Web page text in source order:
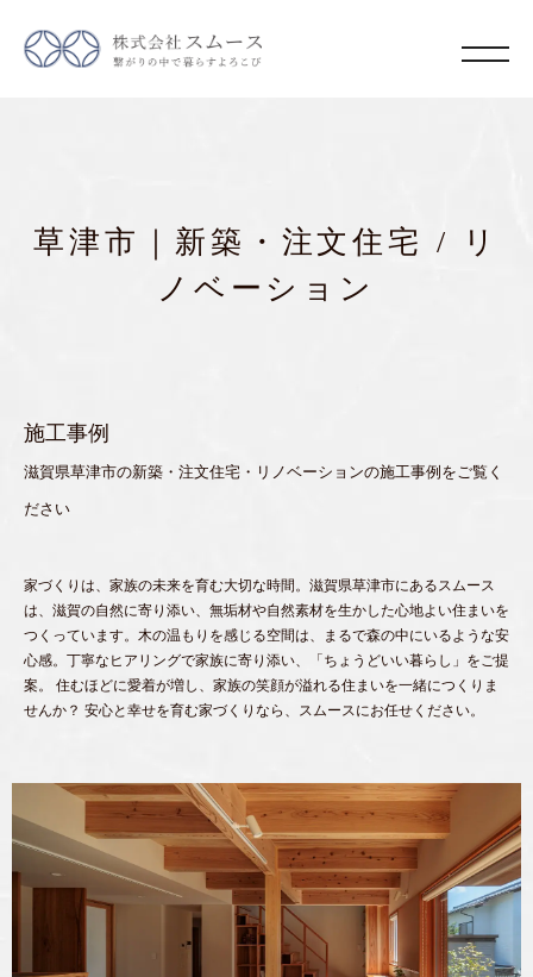
草津市｜新築・注文住宅 / リ
ノベーション
施工事例
滋賀県草津市の新築・注文住宅・リノベーションの施工事例をご覧く
ださい
家づくりは、家族の未来を育む大切な時間。滋賀県草津市にあるスムース
は、滋賀の自然に寄り添い、無垢材や自然素材を生かした心地よい住まいを
つくっています。木の温もりを感じる空間は、まるで森の中にいるような安
心感。丁寧なヒアリングで家族に寄り添い、「ちょうどいい暮らし」をご提
案。 住むほどに愛着が増し、家族の笑顔が溢れる住まいを一緒につくりま
せんか？ 安心と幸せを育む家づくりなら、スムースにお任せください。